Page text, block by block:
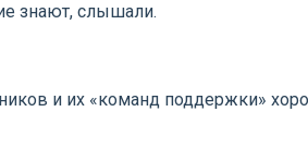
знают, слышали.
и их «команд поддержки»